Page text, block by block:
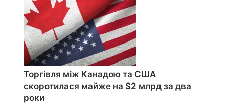
Торгівля між Канадою та США
скоротилася майже на $2 млрд за два
роки